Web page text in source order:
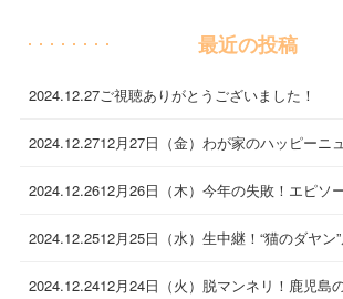
最近の投稿
2024.12.27ご視聴ありがとうございました！
2024.12.2712月27日（金）わが家のハッピーニ
2024.12.2612月26日（木）今年の失敗！エピソ
2024.12.2512月25日（水）生中継！“猫のダヤン
2024.12.2412月24日（火）脱マンネリ！鹿児島